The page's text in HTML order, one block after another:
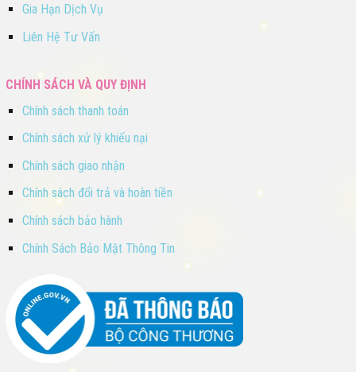
Gia Hạn Dịch Vụ
Liên Hệ Tư Vấn
CHÍNH SÁCH VÀ QUY ĐỊNH
Chính sách thanh toán
Chính sách xử lý khiếu nại
Chính sách giao nhận
Chính sách đổi trả và hoàn tiền
Chính sách bảo hành
Chính Sách Bảo Mật Thông Tin